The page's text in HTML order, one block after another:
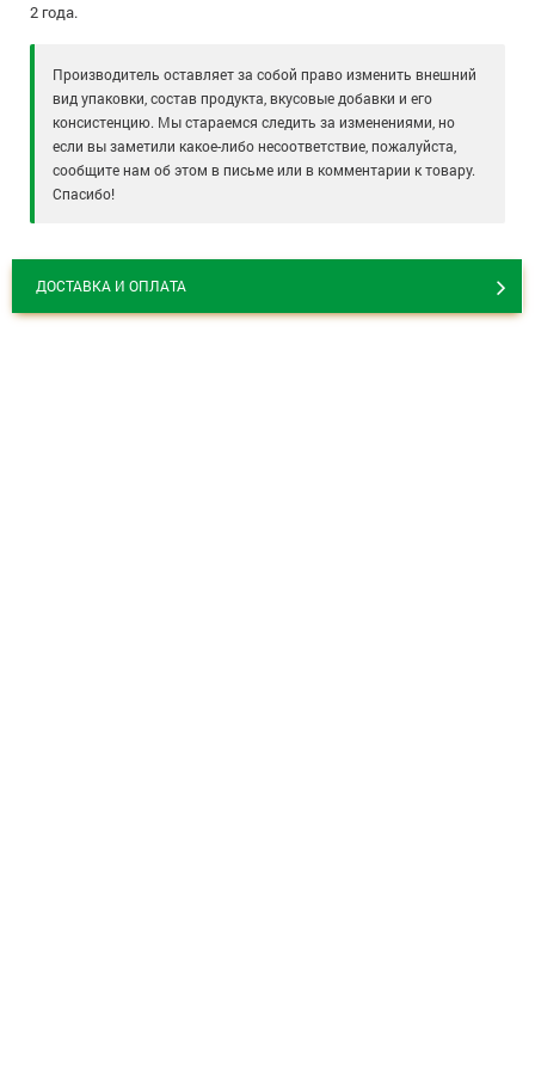
2 года.
Производитель оставляет за собой право изменить внешний
вид упаковки, состав продукта, вкусовые добавки и его
консистенцию. Мы стараемся следить за изменениями, но
если вы заметили какое-либо несоответствие, пожалуйста,
сообщите нам об этом в письме или в комментарии к товару.
Спасибо!
ДОСТАВКА И ОПЛАТА